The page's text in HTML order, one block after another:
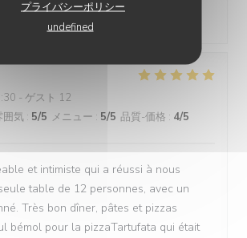
プライバシーポリシー
undefined
- ゲスト 12
囲気 : 5/5 メニュー : 5/5 品質-価格 : 4/5
et intimiste qui a réussi à nous
table de 12 personnes, avec un
Très bon dîner, pâtes et pizzas
bémol pour la pizzaTartufata qui était